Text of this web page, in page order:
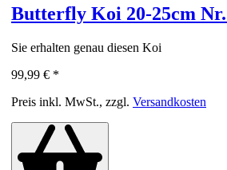
Butterfly Koi 20-25cm Nr.
Sie erhalten genau diesen Koi
99,99 € *
Preis inkl. MwSt., zzgl. Versandkosten